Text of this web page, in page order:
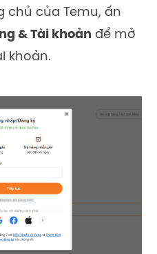
chủ của Temu, ấn
& Tài khoản để mở
khoản.